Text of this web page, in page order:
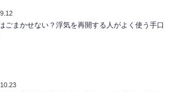
ごまかせない？浮気を再開する人がよく使う手口